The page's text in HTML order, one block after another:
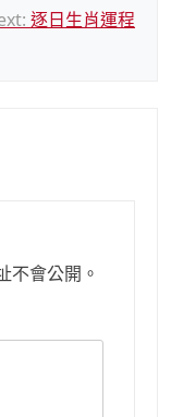
逐日生肖運程
不會公開。